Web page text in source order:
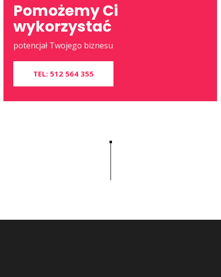
Pomożemy Ci
wykorzystać
potencjał Twojego biznesu
TEL: 512 564 355